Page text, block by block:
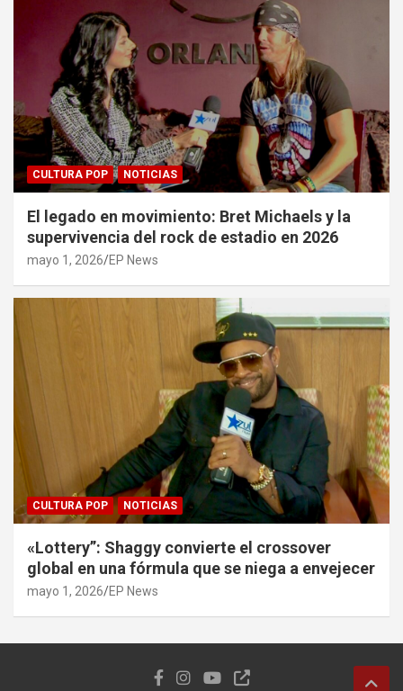
CULTURA POP NOTICIAS
El legado en movimiento: Bret Michaels y la
supervivencia del rock de estadio en 2026
mayo 1, 2026 EP News
CULTURA POP NOTICIAS
«Lottery”: Shaggy convierte el crossover
global en una fórmula que se niega a envejecer
mayo 1, 2026 EP News